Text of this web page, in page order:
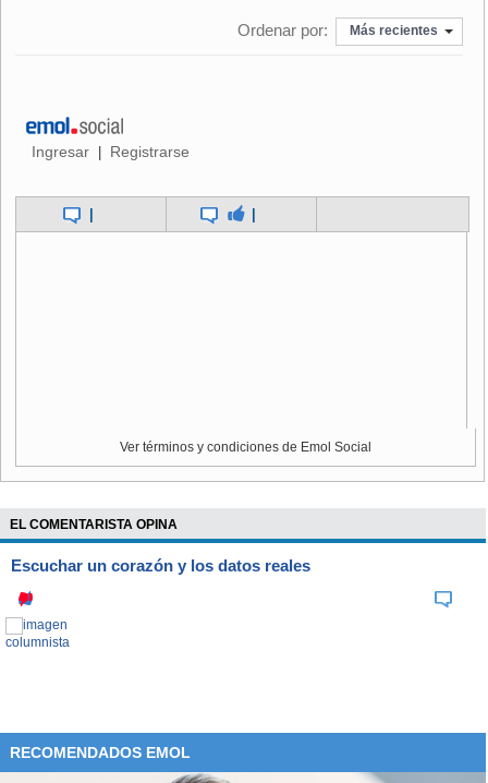
de la lluviosa Bogotá, ciudad ubicada a 2.600 metros sobre
clasificatoria sudamericana para el Mundial que Corea del
Sur y Japón organizarán en el 2002.
Ordenar por: Más recientes
Ingresar Registrarse
Ver términos y condiciones de Emol Social
EL COMENTARISTA OPINA
Escuchar un corazón y los datos reales
RECOMENDADOS EMOL